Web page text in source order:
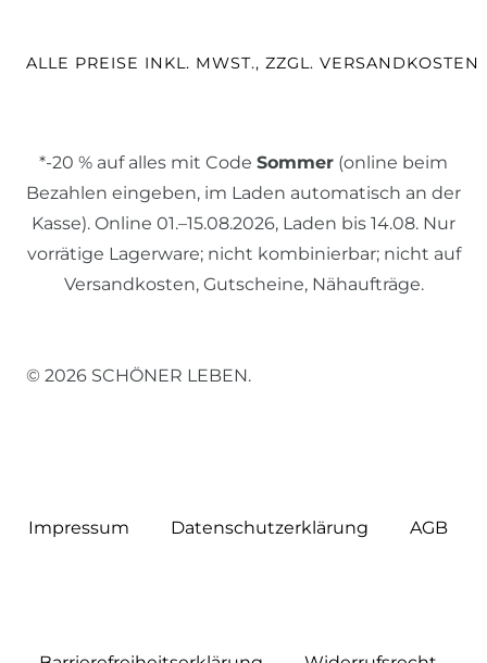
ALLE PREISE INKL. MWST., ZZGL. VERSANDKOSTEN
*-20 % auf alles mit Code Sommer (online beim
Bezahlen eingeben, im Laden automatisch an der
Kasse). Online 01.–15.08.2026, Laden bis 14.08. Nur
vorrätige Lagerware; nicht kombinierbar; nicht auf
Versandkosten, Gutscheine, Nähaufträge.
© 2026 SCHÖNER LEBEN.
Impressum Daten­schutz­erklärung AGB